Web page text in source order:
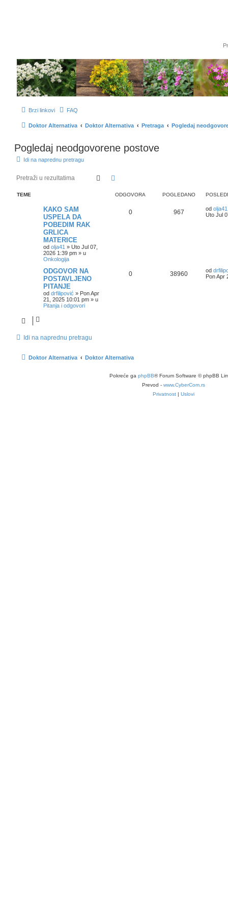
Brzi linkovi FAQ
Doktor Alternativa Doktor Alternativa Pretraga Pogledaj
Pogledaj neodgovorene postove
Idi na naprednu pretragu
Pretraga
TEME ODGOVORA POGLEDANO
KAKO SAM
USPELA DA
POBEDIM RAK
GRLICA
MATERICE
od olja41 » Uto Jul 07,
2026 1:39 pm » u
Onkologija
0 967 od olja41
Uto Jul
ODGOVOR NA
POSTAVLJENO
PITANJE
od drfilipović » Pon Apr
21, 2025 10:01 pm » u
Pitanja i odgovori
0 38960 od
Pon Apr
Idi na naprednu pretragu
Doktor Alternativa Doktor Alternativa
Pokreće ga phpBB® Forum Software © phpBB
Prevod - www.CyberCom.rs
Privatnost| Uslovi